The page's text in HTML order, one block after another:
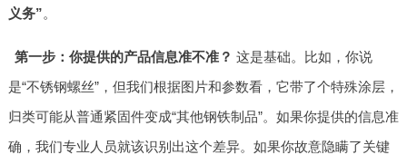
义务”。
第一步：你提供的产品信息准不准？ 这是基础。比如，你说
是“不锈钢螺丝”，但我们根据图片和参数看，它带了个特殊涂层，
归类可能从普通紧固件变成“其他钢铁制品”。如果你提供的信息准
确，我们专业人员就该识别出这个差异。如果你故意隐瞒了关键